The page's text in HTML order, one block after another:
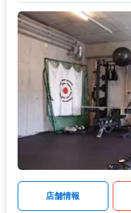
店舗情報